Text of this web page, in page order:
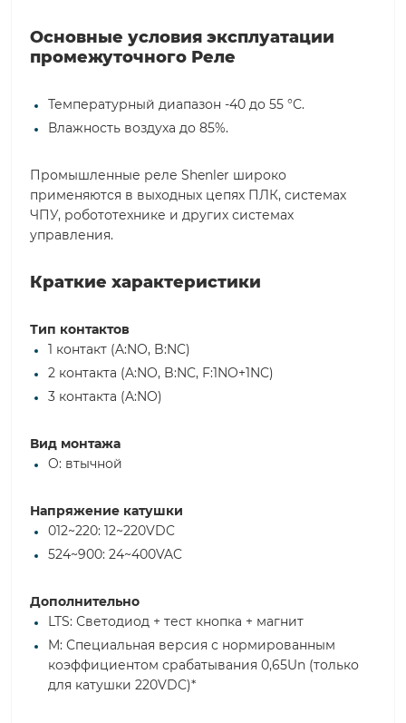
Основные условия эксплуатации
промежуточного Реле
Температурный диапазон -40 до 55 °С.
Влажность воздуха до 85%.
Промышленные реле Shenler широко
применяются в выходных цепях ПЛК, системах
ЧПУ, робототехнике и других системах
управления.
Краткие характеристики
Тип контактов
1 контакт (A:NO, B:NC)
2 контакта (A:NO, B:NC, F:1NO+1NC)
3 контакта (A:NO)
Вид монтажа
O: втычной
Напряжение катушки
012~220: 12~220VDC
524~900: 24~400VAC
Дополнительно
LTS: Светодиод + тест кнопка + магнит
M: Специальная версия с нормированным
коэффициентом срабатывания 0,65Un (только
для катушки 220VDC)*